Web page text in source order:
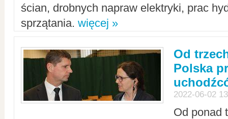
ścian, drobnych napraw elektryki, prac
sprzątania. więcej »
Od
Polska
2022-06-02
Od ponad